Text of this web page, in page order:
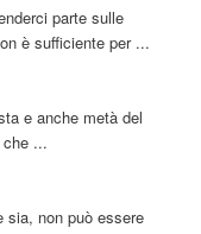
parte sulle
è sufficiente per ...
e anche metà del
...
sia, non può essere